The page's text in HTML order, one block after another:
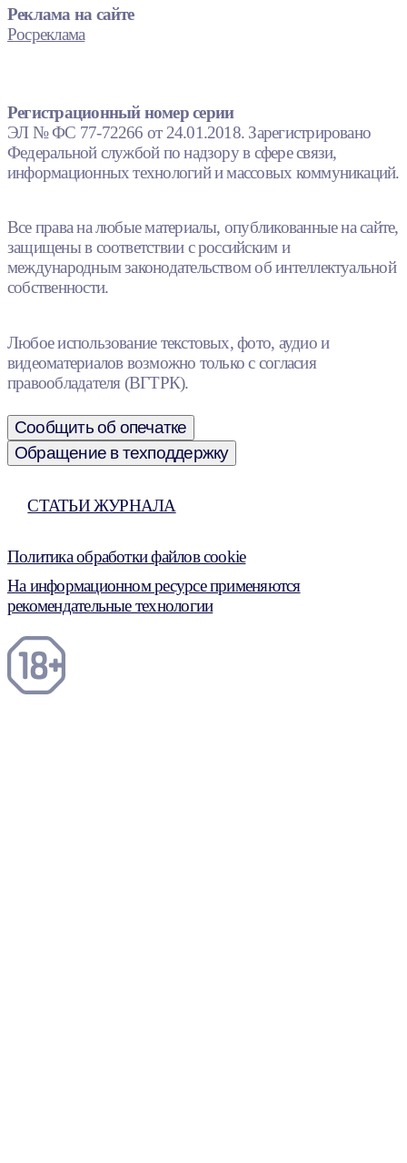
Реклама на сайте
Росреклама
Регистрационный номер серии
ЭЛ № ФС 77-72266 от 24.01.2018. Зарегистрировано
Федеральной службой по надзору в сфере связи,
информационных технологий и массовых коммуникаций.
Все права на любые материалы, опубликованные на сайте,
защищены в соответствии с российским и
международным законодательством об интеллектуальной
собственности.
Любое использование текстовых, фото, аудио и
видеоматериалов возможно только с согласия
правообладателя (ВГТРК).
Сообщить об опечатке
Обращение в техподдержку
СТАТЬИ ЖУРНАЛА
Политика обработки файлов cookie
На информационном ресурсе применяются
рекомендательные технологии